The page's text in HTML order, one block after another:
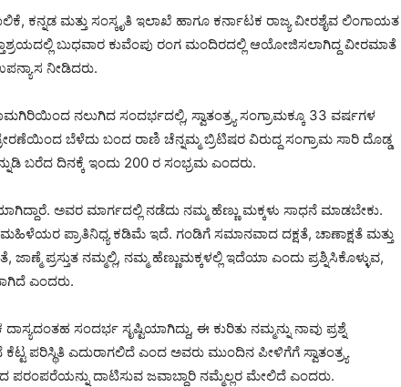
ಕನ್ನಡ ಮತ್ತು ಸಂಸ್ಕೃತಿ ಇಲಾಖೆ ಹಾಗೂ ಕರ್ನಾಟಕ ರಾಜ್ಯ ವೀರಶೈವ ಲಿಂಗಾಯತ
ಬುಧವಾರ ಕುವೆಂಪು ರಂಗ ಮಂದಿರದಲ್ಲಿ ಆಯೋಜಿಸಲಾಗಿದ್ದ ವೀರಮಾತೆ
ನೀಡಿದರು.
ನಲುಗಿದ ಸಂದರ್ಭದಲ್ಲಿ, ಸ್ವಾತಂತ್ರ್ಯ ಸಂಗ್ರಾಮಕ್ಕೂ 33 ವರ್ಷಗಳ
ಬೆಳೆದು ಬಂದ ರಾಣಿ ಚೆನ್ನಮ್ಮ ಬ್ರಿಟಿಷರ ವಿರುದ್ದ ಸಂಗ್ರಾಮ ಸಾರಿ ದೊಡ್ಡ
ಬರೆದ ದಿನಕ್ಕೆ ಇಂದು 200 ರ ಸಂಭ್ರಮ ಎಂದರು.
ಅವರ ಮಾರ್ಗದಲ್ಲಿ ನಡೆದು ನಮ್ಮ ಹೆಣ್ಣು ಮಕ್ಕಳು ಸಾಧನೆ ಮಾಡಬೇಕು.
ಮಹಿಳೆಯರ ಪ್ರಾತಿನಿಧ್ಯ ಕಡಿಮೆ ಇದೆ. ಗಂಡಿಗೆ ಸಮಾನವಾದ ದಕ್ಷತೆ, ಚಾಣಾಕ್ಷತೆ ಮತ್ತು
ಪ್ರಸ್ತುತ ನಮ್ಮಲ್ಲಿ, ನಮ್ಮ ಹೆಣ್ಣುಮಕ್ಕಳಲ್ಲಿ ಇದೆಯಾ ಎಂದು ಪ್ರಶ್ನಿಸಿಕೊಳ್ಳುವ,
ಎಂದರು.
ಸಂದರ್ಭ ಸೃಷ್ಟಿಯಾಗಿದ್ದು, ಈ ಕುರಿತು ನಮ್ಮನ್ನು ನಾವು ಪ್ರಶ್ನೆ
ಪರಿಸ್ಥಿತಿ ಎದುರಾಗಲಿದೆ ಎಂದ ಅವರು ಮುಂದಿನ ಪೀಳಿಗೆಗೆ ಸ್ವಾತಂತ್ರ್ಯ
ದಾಟಿಸುವ ಜವಾಬ್ದಾರಿ ನಮ್ಮೆಲ್ಲರ ಮೇಲಿದೆ ಎಂದರು.